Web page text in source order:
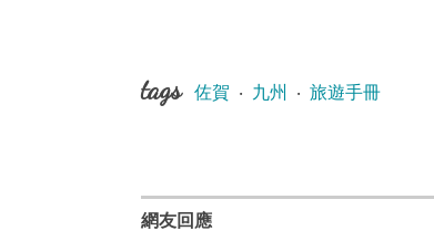
tags 佐賀 ‧ 九州 ‧ 旅遊手冊
網友回應